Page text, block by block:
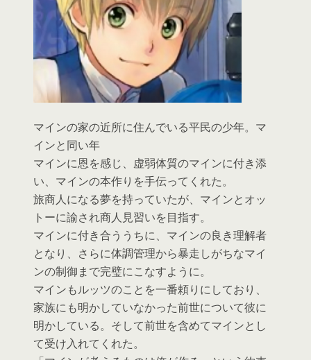
マインの家の近所に住んでいる平民の少年。マ
インと同い年
マインに恩を感じ、虚弱体質のマインに付き添
い、マインの本作りを手伝ってくれた。
旅商人になる夢を持っていたが、マインとオッ
トーに諭され商人見習いを目指す。
マインに付き合ううちに、マインの良き理解者
となり、さらに体調管理から暴走しがちなマイ
ンの制御まで完璧にこなすように。
マインもルッツのことを一番頼りにしており、
家族にも明かしていなかった前世について彼に
明かしている。そして前世を含めてマインとし
て受け入れてくれた。